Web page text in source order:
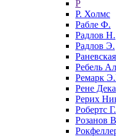
Р
Р. Холмс
Рабле Ф.
Радлов Н.
Радлов Э.
Ребель
Ремарк
Рене
Рерих
Робертс Г.
Розанов